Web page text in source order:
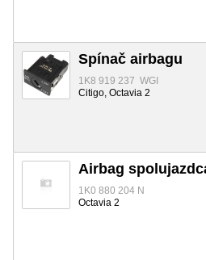
Spínač airbagu
1K8 919 237 WGI
Citigo, Octavia 2
Airbag
1K0 880 204 N
Octavia 2